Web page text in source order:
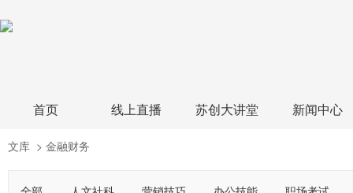
首页 线上直播 苏创大讲堂 新闻中心
文库 > 金融财务